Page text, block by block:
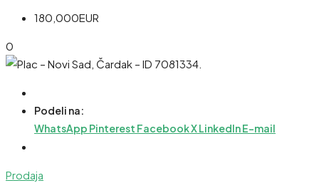
180,000EUR
0
Podeli na:
WhatsApp Pinterest FacebookXLinkedInE-mail
Prodaja